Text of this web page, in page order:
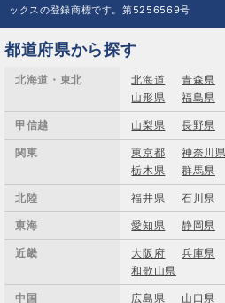
ックスの登録商標です。第5256569号
都道府県から探す
北海道・東北 北海道 青森県
山形県
福島県
甲信越 山梨県 長野県
関東 東京都 神奈川県
栃木県
群馬県
北陸 福井県 石川県
東海 愛知県 静岡県
近畿 大阪府 兵庫県
和歌山県
中国 広島県 山口県